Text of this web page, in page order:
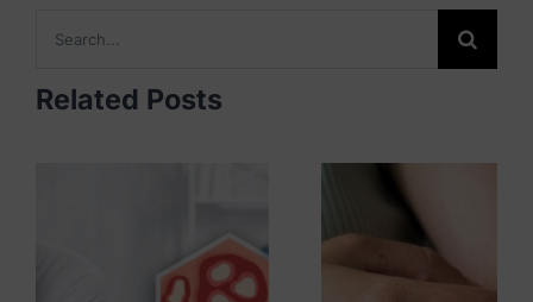
for:
Related Posts